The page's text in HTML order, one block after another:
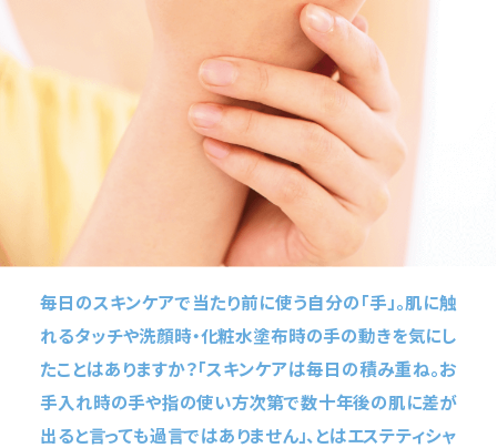
毎日のスキンケアで当たり前に使う自分の「手」。肌に触
れるタッチや洗顔時・化粧水塗布時の手の動きを気にし
たことはありますか？「スキンケアは毎日の積み重ね。お
手入れ時の手や指の使い方次第で数十年後の肌に差が
出ると言っても過言ではありません」、 とはエステティシャ